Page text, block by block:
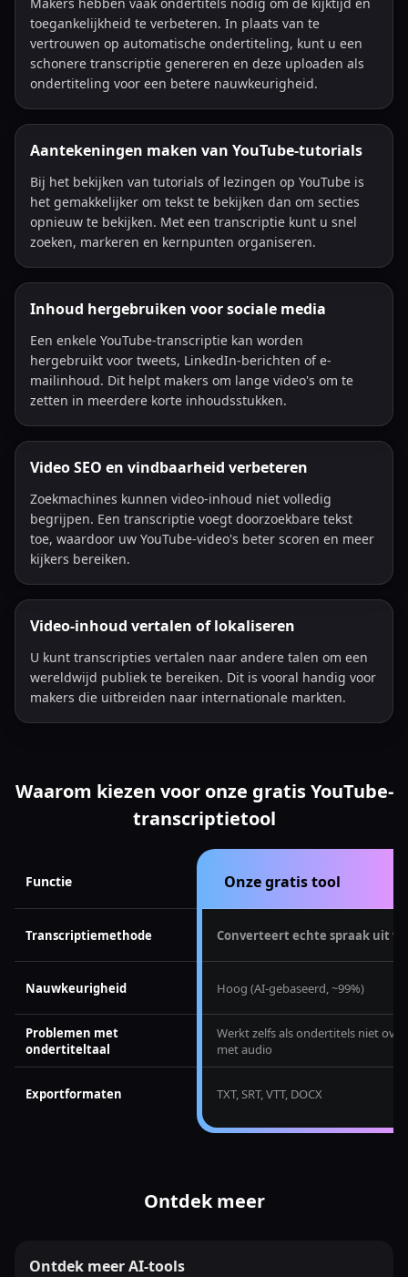
toegankelijkheid te verbeteren. In plaats van te
vertrouwen op automatische ondertiteling, kunt u een
schonere transcriptie genereren en deze uploaden als
ondertiteling voor een betere nauwkeurigheid.
Aantekeningen maken van YouTube-tutorials
Bij het bekijken van tutorials of lezingen op YouTube is
het gemakkelijker om tekst te bekijken dan om secties
opnieuw te bekijken. Met een transcriptie kunt u snel
zoeken, markeren en kernpunten organiseren.
Inhoud hergebruiken voor sociale media
Een enkele YouTube-transcriptie kan worden
hergebruikt voor tweets, LinkedIn-berichten of e-
mailinhoud. Dit helpt makers om lange video's om te
zetten in meerdere korte inhoudsstukken.
Video SEO en vindbaarheid verbeteren
Zoekmachines kunnen video-inhoud niet volledig
begrijpen. Een transcriptie voegt doorzoekbare tekst
toe, waardoor uw YouTube-video's beter scoren en meer
kijkers bereiken.
Video-inhoud vertalen of lokaliseren
U kunt transcripties vertalen naar andere talen om een
wereldwijd publiek te bereiken. Dit is vooral handig voor
makers die uitbreiden naar internationale markten.
Waarom kiezen voor onze gratis YouTube-
transcriptietool
Functie
Transcriptiemethode
Nauwkeurigheid
Problemen met
ondertiteltaal
Exportformaten
Onze gratis tool
Converteert echte spraak uit
Hoog (AI-gebaseerd, ~99%)
Werkt zelfs als ondertitels niet
met audio
TXT, SRT, VTT, DOCX
Ontdek meer
Ontdek meer AI-tools